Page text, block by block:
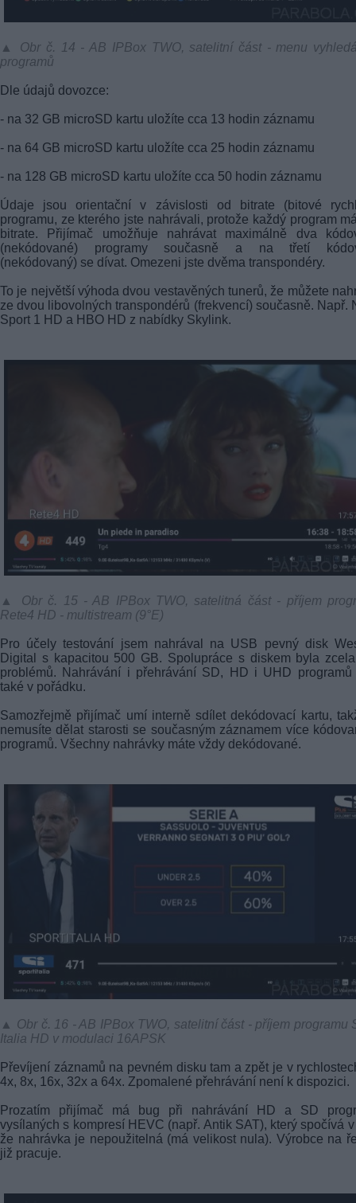
▲ Obr č. 14 - AB IPBox TWO, satelitní část - menu
programů
Dle údajů dovozce:
- na 32 GB microSD kartu uložíte cca 13 hodin záznamu
- na 64 GB microSD kartu uložíte cca 25 hodin záznamu
- na 128 GB microSD kartu uložíte cca 50 hodin záznamu
Údaje jsou orientační v závislosti od bitrate (bitové
programu, ze kterého jste nahrávali, protože každý program
bitrate. Přijímač umožňuje nahrávat maximálně dva
(nekódované) programy současně a na třetí
(nekódovaný) se dívat. Omezeni jste dvěma transpondéry.
To je největší výhoda dvou vestavěných tunerů, že můžete
ze dvou libovolných transpondérů (frekvencí) současně. Např.
Sport 1 HD a HBO HD z nabídky Skylink.
▲ Obr č. 15 - AB IPBox TWO, satelitná část - příjem
Rete4 HD - multistream (9°E)
Pro účely testování jsem nahrával na USB pevný disk
Digital s kapacitou 500 GB. Spolupráce s diskem byla
problémů. Nahrávání i přehrávání SD, HD i UHD programů
také v pořádku.
Samozřejmě přijímač umí interně sdílet dekódovací kartu,
nemusíte dělat starosti se současným záznamem více
programů. Všechny nahrávky máte vždy dekódované.
▲ Obr č. 16 - AB IPBox TWO, satelitní část - příjem programu
Italia HD v modulaci 16APSK
Převíjení záznamů na pevném disku tam a zpět je v
4x, 8x, 16x, 32x a 64x. Zpomalené přehrávání není k dispozici.
Prozatím přijímač má bug při nahrávání HD a SD
vysílaných s kompresí HEVC (např. Antik SAT), který spočívá v
že nahrávka je nepoužitelná (má velikost nula). Výrobce na
již pracuje.